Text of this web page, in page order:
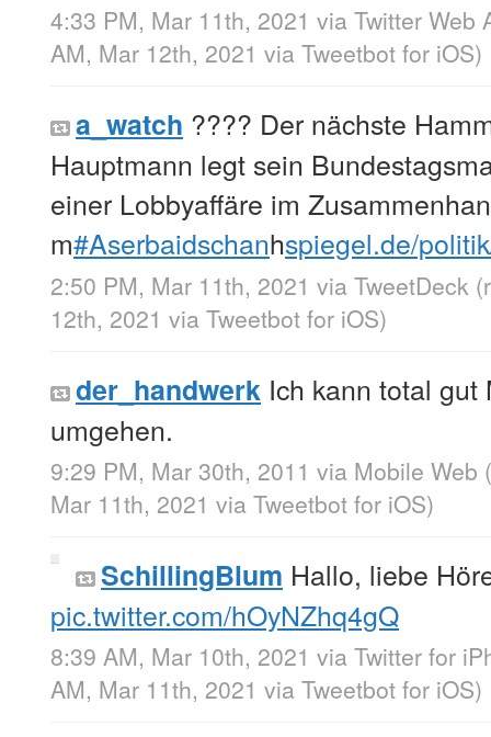
4:33 PM, Mar 11th, 2021 via Twitter Web
AM, Mar 12th, 2021 via Tweetbot for iΟS)
a_watch ???? Der nächste
Hauptmann legt sein
einer Lobbyaffäre im
m#Aserbaidschanhspiegel.de/
2:50 PM, Mar 11th, 2021 via TweetDeck
12th, 2021 via Tweetbot for iΟS)
der_handwerk Ich kann total gut
umgehen.
9:29 PM, Mar 30th, 2011 via Mobile Web
Mar 11th, 2021 via Tweetbot for iΟS)
SchillingBlum Hallo, liebe
pic.twitter.com/hOyNZhq4gQ
8:39 AM, Mar 10th, 2021 via Twitter for
AM, Mar 11th, 2021 via Tweetbot for iΟS)